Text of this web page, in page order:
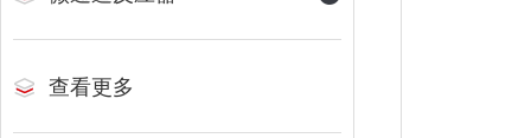
查看更多